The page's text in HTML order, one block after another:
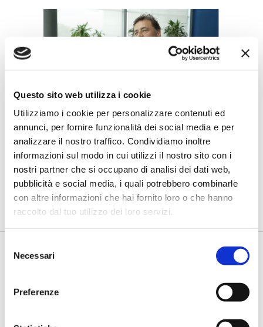
Questo sito web utilizza i cookie
Utilizziamo i cookie per personalizzare contenuti ed
annunci, per fornire funzionalità dei social media e per
analizzare il nostro traffico. Condividiamo inoltre
informazioni sul modo in cui utilizzi il nostro sito con i
nostri partner che si occupano di analisi dei dati web,
pubblicità e social media, i quali potrebbero combinarle
con altre informazioni che hai fornito loro o che hanno
raccolto dal tuo utilizzo dei loro servizi.
delNecessari
Preferenze
BANCAFORTE TV
Fracassi (Multiply Group): "L’AI va
progettata dentro i processi,
insieme ai controlli”
di Flavio Padovan, Maddalena Libertini -I proof of concept
realizzati con l'AI funzionano. Spesso sorprendono per la
qualità ...